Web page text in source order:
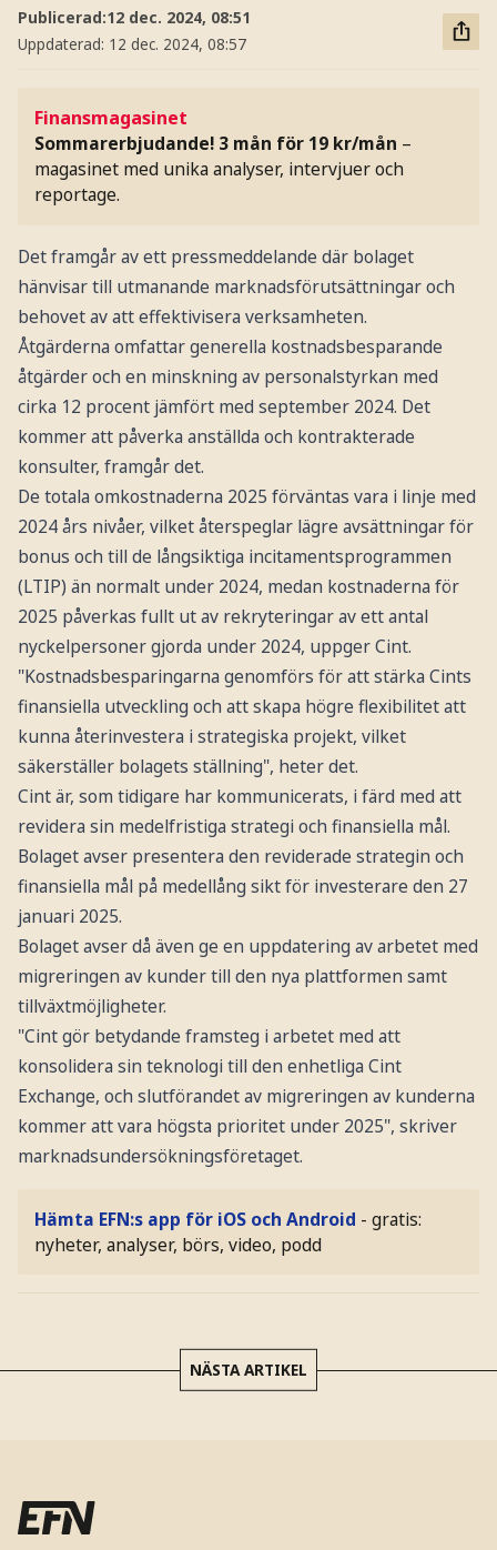
Publicerad:12 dec. 2024, 08:51
Uppdaterad: 12 dec. 2024, 08:57
Finansmagasinet
Sommarerbjudande! 3 mån för 19 kr/mån –
magasinet med unika analyser, intervjuer och
reportage.
Det framgår av ett pressmeddelande där bolaget
hänvisar till utmanande marknadsförutsättningar och
behovet av att effektivisera verksamheten.
Åtgärderna omfattar generella kostnadsbesparande
åtgärder och en minskning av personalstyrkan med
cirka 12 procent jämfört med september 2024. Det
kommer att påverka anställda och kontrakterade
konsulter, framgår det.
De totala omkostnaderna 2025 förväntas vara i linje med
2024 års nivåer, vilket återspeglar lägre avsättningar för
bonus och till de långsiktiga incitamentsprogrammen
(LTIP) än normalt under 2024, medan kostnaderna för
2025 påverkas fullt ut av rekryteringar av ett antal
nyckelpersoner gjorda under 2024, uppger Cint.
"Kostnadsbesparingarna genomförs för att stärka Cints
finansiella utveckling och att skapa högre flexibilitet att
kunna återinvestera i strategiska projekt, vilket
säkerställer bolagets ställning", heter det.
Cint är, som tidigare har kommunicerats, i färd med att
revidera sin medelfristiga strategi och finansiella mål.
Bolaget avser presentera den reviderade strategin och
finansiella mål på medellång sikt för investerare den 27
januari 2025.
Bolaget avser då även ge en uppdatering av arbetet med
migreringen av kunder till den nya plattformen samt
tillväxtmöjligheter.
"Cint gör betydande framsteg i arbetet med att
konsolidera sin teknologi till den enhetliga Cint
Exchange, och slutförandet av migreringen av kunderna
kommer att vara högsta prioritet under 2025", skriver
marknadsundersökningsföretaget.
Hämta EFN:s app för iOS och Android - gratis:
nyheter, analyser, börs, video, podd
NÄSTA ARTIKEL